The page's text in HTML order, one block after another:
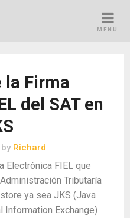
MENU
la Firma
del SAT en
by Richard
Electrónica FIEL que
Tributaría
ya sea JKS (Java
Information Exchange)